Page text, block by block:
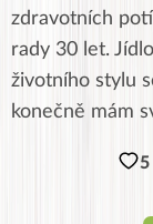
zdravotních
rady 30 let.
životního stylu
konečně mám
5